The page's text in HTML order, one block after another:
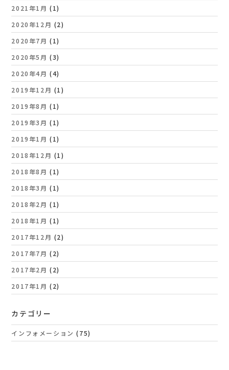
2021年1月 (1)
2020年12月 (2)
2020年7月 (1)
2020年5月 (3)
2020年4月 (4)
2019年12月 (1)
2019年8月 (1)
2019年3月 (1)
2019年1月 (1)
2018年12月 (1)
2018年8月 (1)
2018年3月 (1)
2018年2月 (1)
2018年1月 (1)
2017年12月 (2)
2017年7月 (2)
2017年2月 (2)
2017年1月 (2)
カテゴリー
インフォメーション (75)